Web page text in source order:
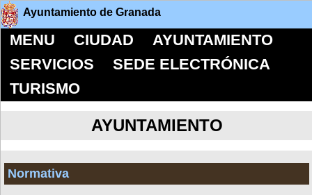
Ayuntamiento de Granada
MENU CIUDAD
AYUNTAMIENTO
SERVICIOS
SEDE ELECTRÓNICA
TURISMO
AYUNTAMIENTO
Normativa